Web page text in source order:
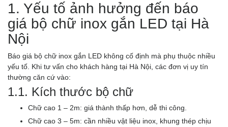
1. Yếu tố ảnh hưởng đến báo
giá bộ chữ inox gắn LED tại Hà
Nội
Báo giá bộ chữ inox gắn LED không cố định mà phụ thuộc nhiều
yếu tố. Khi tư vấn cho khách hàng tại Hà Nội, các đơn vị uy tín
thường căn cứ vào:
1.1. Kích thước bộ chữ
Chữ cao 1 – 2m: giá thành thấp hơn, dễ thi công.
Chữ cao 3 – 5m: cần nhiều vật liệu inox, khung thép chịu